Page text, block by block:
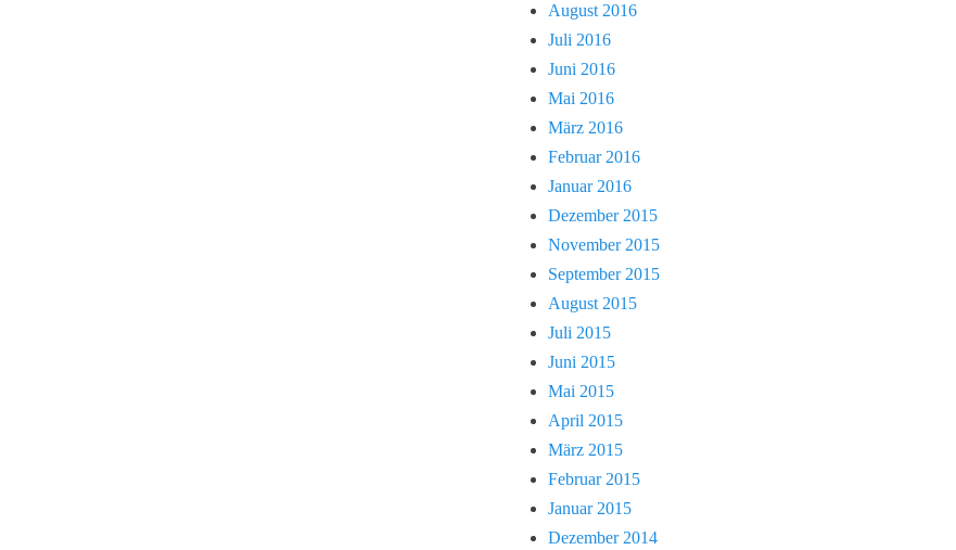
August 2016
Juli 2016
Juni 2016
Mai 2016
März 2016
Februar 2016
Januar 2016
Dezember 2015
November 2015
September 2015
August 2015
Juli 2015
Juni 2015
Mai 2015
April 2015
März 2015
Februar 2015
Januar 2015
Dezember 2014